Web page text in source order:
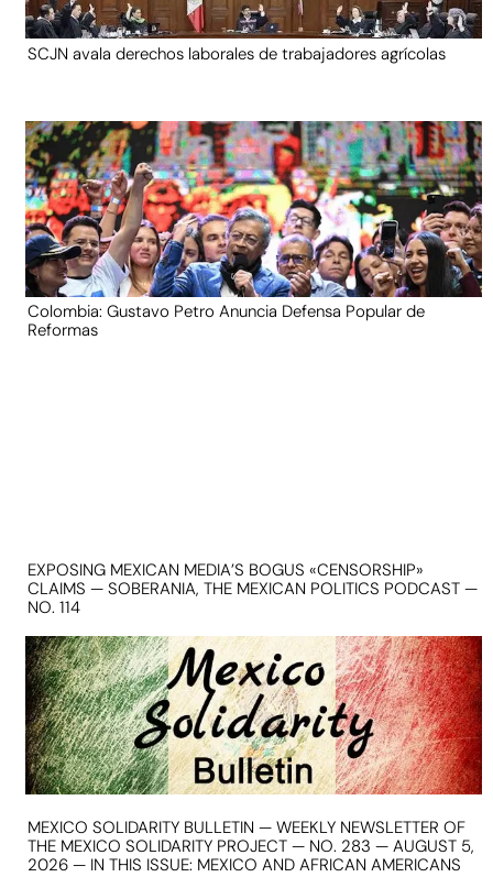
SCJN avala derechos laborales de trabajadores agrícolas
Colombia: Gustavo Petro Anuncia Defensa Popular de
Reformas
EXPOSING MEXICAN MEDIA’S BOGUS «CENSORSHIP»
CLAIMS — SOBERANIA, THE MEXICAN POLITICS PODCAST —
NO. 114
MEXICO SOLIDARITY BULLETIN — WEEKLY NEWSLETTER OF
THE MEXICO SOLIDARITY PROJECT — NO. 283 — AUGUST 5,
2026 — IN THIS ISSUE: MEXICO AND AFRICAN AMERICANS